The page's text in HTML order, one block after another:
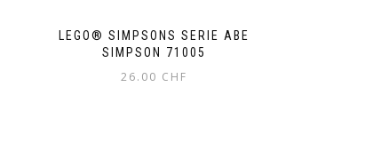
LEGO® SIMPSONS SERIE ABE
SIMPSON 71005
26.00 CHF